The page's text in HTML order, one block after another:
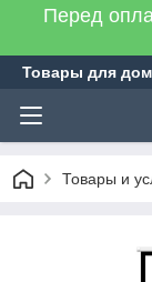
Перед
Товары для
Товары и